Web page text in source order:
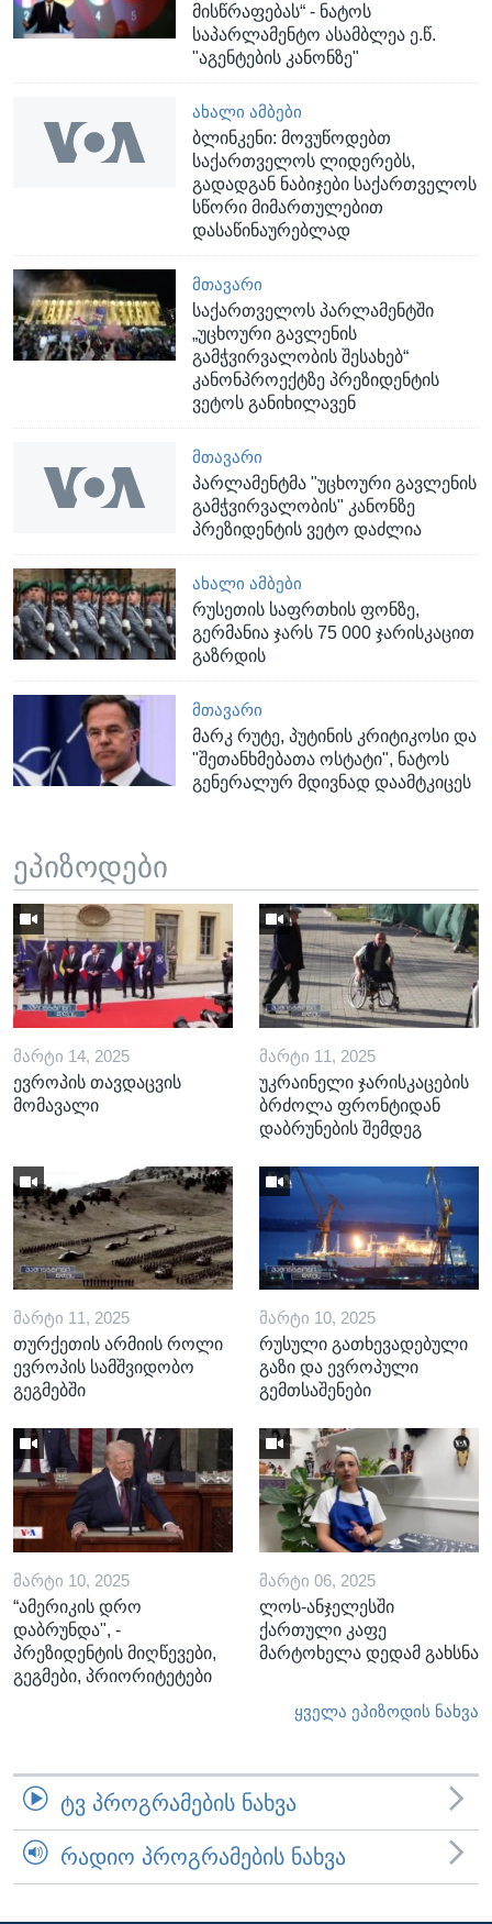
მისწრაფებას“ - ნატოს
საპარლამენტო ასამბლეა ე.წ.
"აგენტების კანონზე"
ᲐᲮᲐᲚᲘ ᲐᲛᲑᲔᲑᲘ
ბლინკენი: მოვუწოდებთ
საქართველოს ლიდერებს,
გადადგან ნაბიჯები საქართველოს
სწორი მიმართულებით
დასაწინაურებლად
ᲛᲗᲐᲕᲐᲠᲘ
საქართველოს პარლამენტში
„უცხოური გავლენის
გამჭვირვალობის შესახებ“
კანონპროექტზე პრეზიდენტის
ვეტოს განიხილავენ
ᲛᲗᲐᲕᲐᲠᲘ
პარლამენტმა "უცხოური გავლენის
გამჭვირვალობის" კანონზე
პრეზიდენტის ვეტო დაძლია
ᲐᲮᲐᲚᲘ ᲐᲛᲑᲔᲑᲘ
რუსეთის საფრთხის ფონზე,
გერმანია ჯარს 75 000 ჯარისკაცით
გაზრდის
ᲛᲗᲐᲕᲐᲠᲘ
მარკ რუტე, პუტინის კრიტიკოსი და
"შეთანხმებათა ოსტატი", ნატოს
გენერალურ მდივნად დაამტკიცეს
ეპიზოდები
ᲛᲐᲠᲢᲘ 14, 2025
ევროპის თავდაცვის
მომავალი
ᲛᲐᲠᲢᲘ 11, 2025
უკრაინელი ჯარისკაცების
ბრძოლა ფრონტიდან
დაბრუნების შემდეგ
ᲛᲐᲠᲢᲘ 11, 2025
თურქეთის არმიის როლი
ევროპის სამშვიდობო
გეგმებში
ᲛᲐᲠᲢᲘ 10, 2025
რუსული გათხევადებული
გაზი და ევროპული
გემთსაშენები
ᲛᲐᲠᲢᲘ 10, 2025
“ამერიკის დრო
დაბრუნდა", -
პრეზიდენტის მიღწევები,
გეგმები, პრიორიტეტები
ᲛᲐᲠᲢᲘ 06, 2025
ლოს-ანჯელესში
ქართული კაფე
მარტოხელა დედამ გახსნა
ყველა ეპიზოდის ნახვა
ᲢᲕ ᲞᲠᲝᲒᲠᲐᲛᲔᲑᲘᲡ ᲜᲐᲮᲕᲐ
ᲠᲐᲓᲘᲝ ᲞᲠᲝᲒᲠᲐᲛᲔᲑᲘᲡ ᲜᲐᲮᲕᲐ